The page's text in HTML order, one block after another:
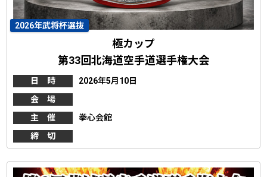
2026年武将杯選抜
極カップ
第33回北海道空手道選手権大会
日 時
2026年5月10日
会 場
主 催
拳心会館
締 切